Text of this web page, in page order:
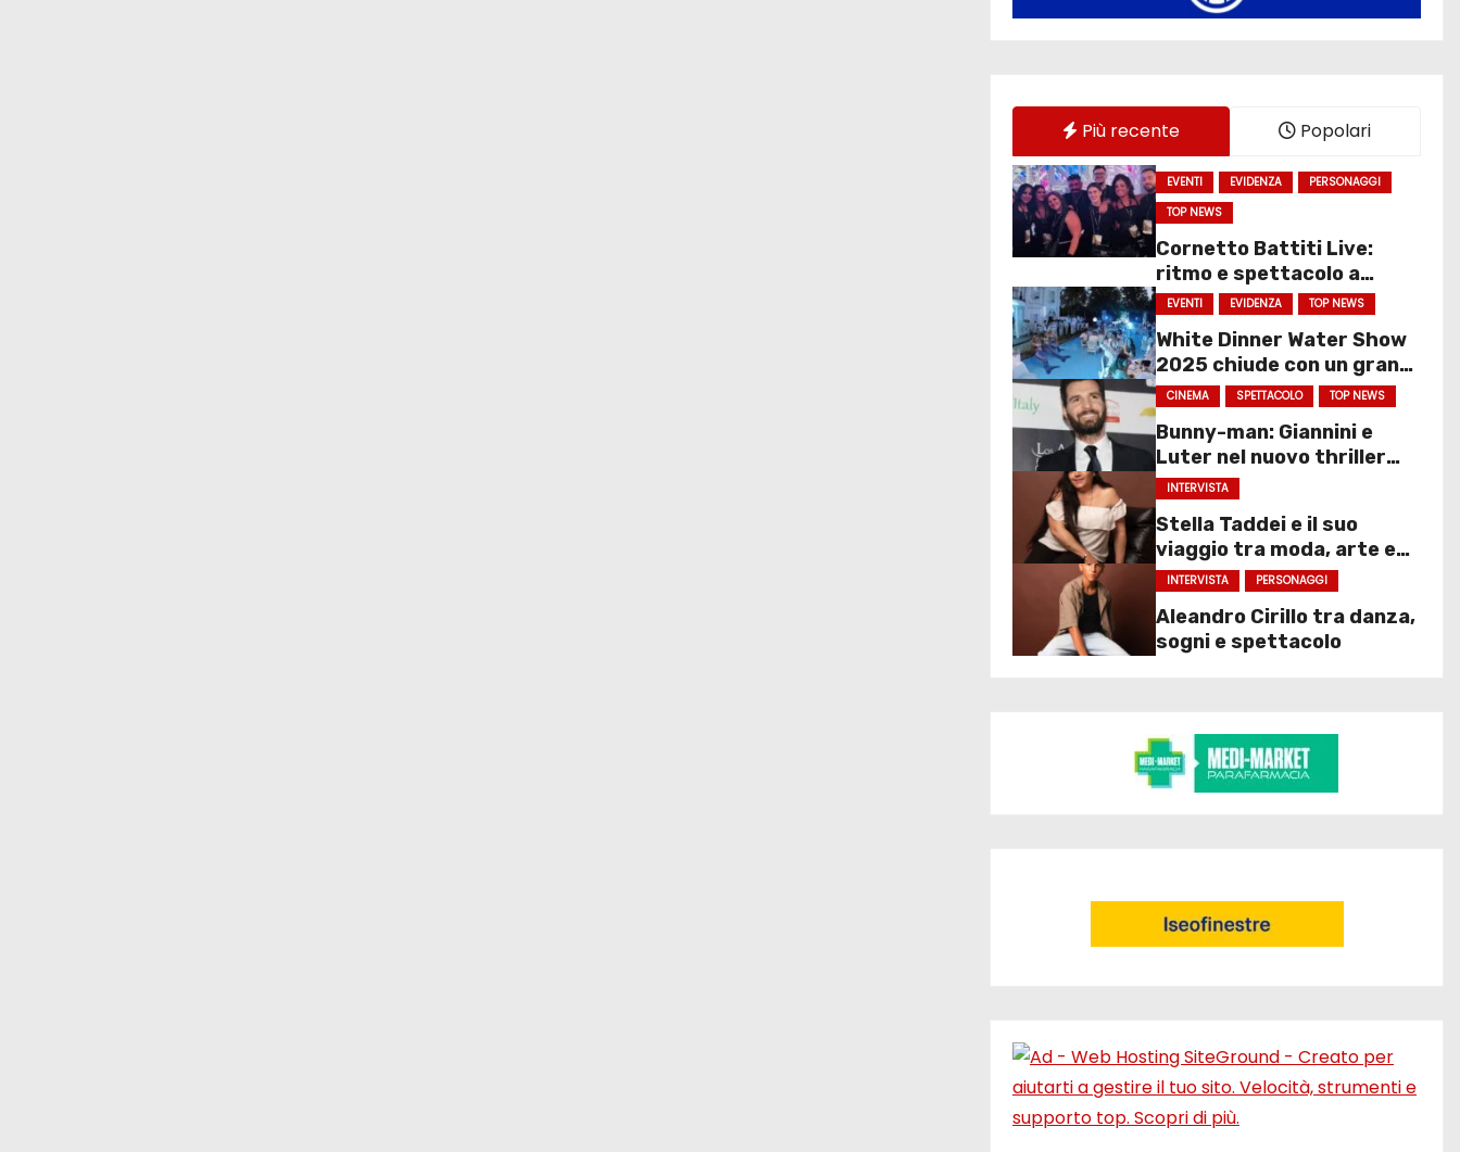
Più recente Popolari
EVENTI EVIDENZA
PERSONAGGI
TOP NEWS
Cornetto Battiti Live:
ritmo e spettacolo a
Molfetta
EVENTI EVIDENZA TOP NEWS
White Dinner Water Show
2025 chiude con un gran
finale
CINEMA SPETTACOLO TOP NEWS
Bunny-man: Giannini e
Luter nel nuovo thriller
sociale
INTERVISTA
Stella Taddei e il suo
viaggio tra moda, arte e
spettacolo
INTERVISTA PERSONAGGI
Aleandro Cirillo tra danza,
sogni e spettacolo